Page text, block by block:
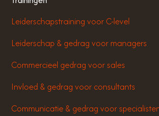
Leiderschapstraining voor C-level
Leiderschap & gedrag voor managers
Commercieel gedrag voor sales
Invloed & gedrag voor consultants
Communicatie & gedrag voor